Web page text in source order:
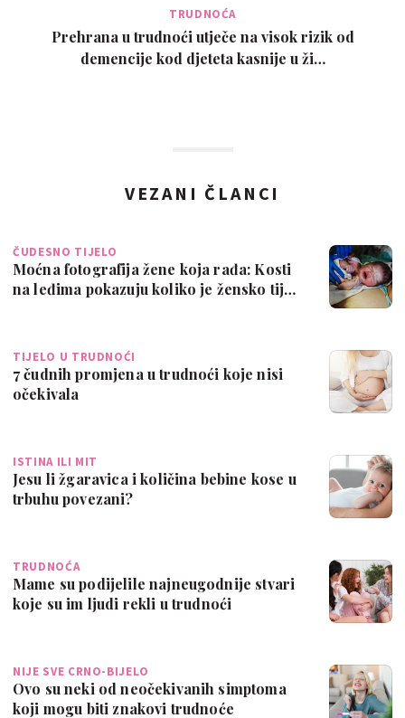
TRUDNOĆA
Prehrana u trudnoći utječe na visok rizik od
demencije kod djeteta kasnije u ži…
VEZANI ČLANCI
ČUDESNO TIJELO
Moćna fotografija žene koja rađa: Kosti
na leđima pokazuju koliko je žensko tij…
TIJELO U TRUDNOĆI
7 čudnih promjena u trudnoći koje nisi
očekivala
ISTINA ILI MIT
Jesu li žgaravica i količina bebine kose u
trbuhu povezani?
TRUDNOĆA
Mame su podijelile najneugodnije stvari
koje su im ljudi rekli u trudnoći
NIJE SVE CRNO-BIJELO
Ovo su neki od neočekivanih simptoma
koji mogu biti znakovi trudnoće